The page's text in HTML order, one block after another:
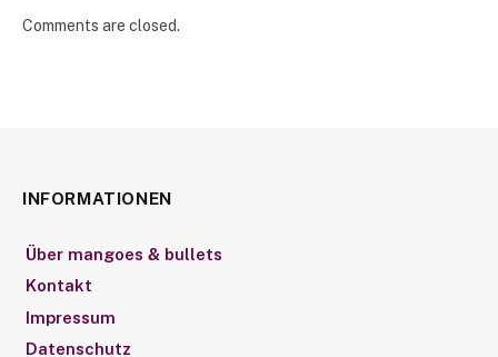
Comments are closed.
INFORMATIONEN
Über mangoes & bullets
Kontakt
Impressum
Datenschutz